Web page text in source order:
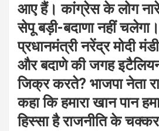
आए हैं। कांग्रेस के लोग
सेपू बड़ी-बदाणा नहीं
प्रधानमंत्री नरेंद्र मोदी
और बदाणे की जगह
जिक्र करते? भाजपा नेता
कहा कि हमारा खान पान
हिस्सा है राजनीति के